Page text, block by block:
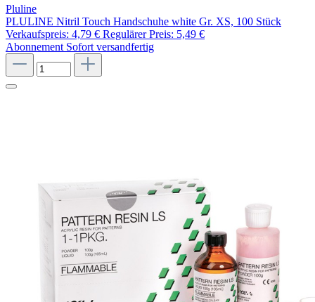
Pluline
PLULINE Nitril Touch Handschuhe white Gr. XS, 100 Stück
Verkaufspreis: 4,79 € Regulärer Preis: 5,49 €
Abonnement Sofort versandfertig